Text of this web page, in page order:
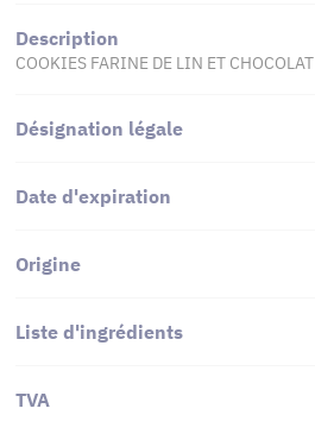
Description
COOKIES FARINE DE LIN ET CHOCOLAT
Désignation légale
Date d'expiration
Origine
Liste d'ingrédients
TVA